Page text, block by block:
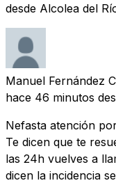
desde Alcolea del
Manuel Fernández
hace 46 minutos
Nefasta atención
Te dicen que te
las 24h vuelves a
dicen la incidencia